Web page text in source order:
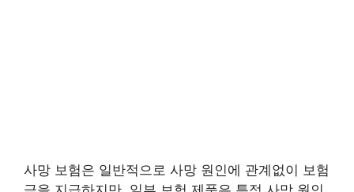
사망 보험은 일반적으로 사망 원인에 관계없이 보험